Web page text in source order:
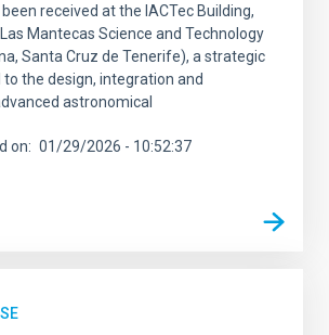
received at the IACTec Building,
Mantecas Science and Technology
Santa Cruz de Tenerife), a strategic
the design, integration and
astronomical
on 01/29/2026 - 10:52:37